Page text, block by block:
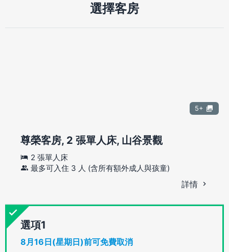
選擇客房
5+
尊榮客房, 2 張單人床, 山谷景觀
2 張單人床
最多可入住 3 人 (含所有額外成人與孩童)
詳情
選項
8月16日(星期日)前可免費取消